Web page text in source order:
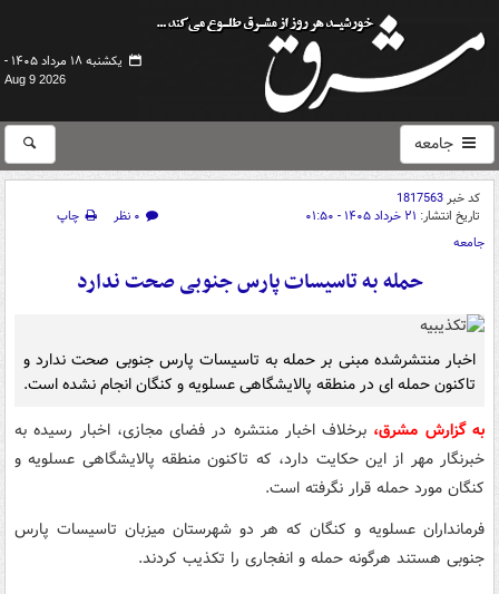
یکشنبه ۱۸ مرداد ۱۴۰۵ -
Aug 9 2026
جامعه
کد خبر1817563
تاریخ انتشار: ۲۱ خرداد ۱۴۰۵ - ۰۱:۵۰ ۰ نظر
چاپ
جامعه
حمله به تاسیسات پارس جنوبی صحت ندارد
اخبار منتشرشده مبنی بر حمله به تاسیسات پارس جنوبی صحت ندارد و
تاکنون حمله ای در منطقه پالایشگاهی عسلویه و کنگان انجام نشده است.
به گزارش مشرق، برخلاف اخبار منتشره در فضای مجازی، اخبار رسیده به
خبرنگار مهر از این حکایت دارد، که تاکنون منطقه پالایشگاهی عسلویه و
کنگان مورد حمله قرار نگرفته است.
فرمانداران عسلویه و کنگان که هر دو شهرستان میزبان تاسیسات پارس
جنوبی هستند هرگونه حمله و انفجاری را تکذیب کردند.